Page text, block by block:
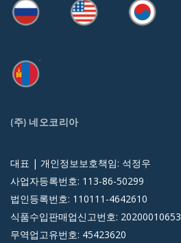
(주) 네오코리아
대표 | 개인정보보호책임: 석정우
사업자등록번호: 113-86-50299
법인등록번호: 110111-4642610
식품수입판매업신고번호: 20200010653
무역업고유번호: 45423620